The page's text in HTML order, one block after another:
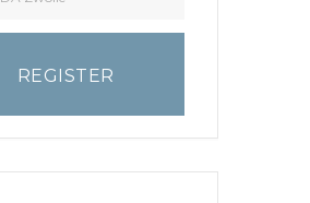
REGISTER